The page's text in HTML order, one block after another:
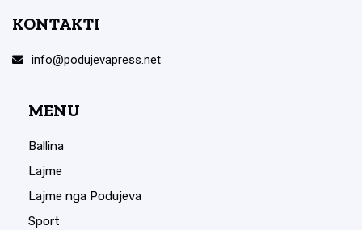
KONTAKTI
info@podujevapress.net
MENU
Ballina
Lajme
Lajme nga Podujeva
Sport